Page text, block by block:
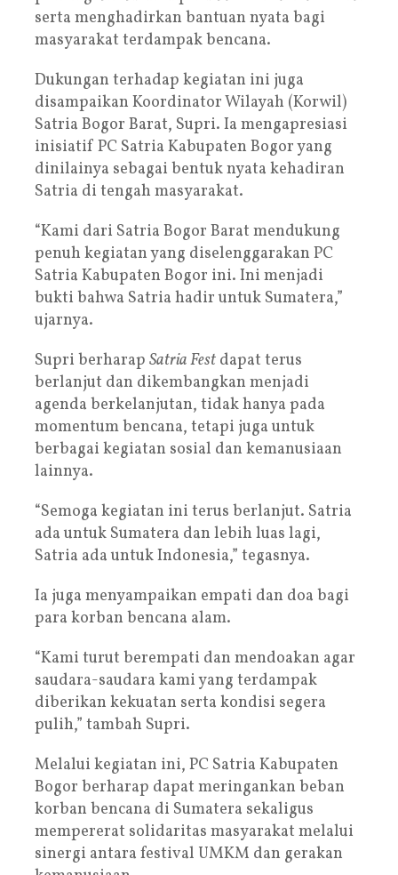
serta menghadirkan bantuan nyata bagi
masyarakat terdampak bencana.
Dukungan terhadap kegiatan ini juga
disampaikan Koordinator Wilayah (Korwil)
Satria Bogor Barat, Supri. Ia mengapresiasi
inisiatif PC Satria Kabupaten Bogor yang
dinilainya sebagai bentuk nyata kehadiran
Satria di tengah masyarakat.
“Kami dari Satria Bogor Barat mendukung
penuh kegiatan yang diselenggarakan PC
Satria Kabupaten Bogor ini. Ini menjadi
bukti bahwa Satria hadir untuk Sumatera,”
ujarnya.
Supri berharap Satria Fest dapat terus
berlanjut dan dikembangkan menjadi
agenda berkelanjutan, tidak hanya pada
momentum bencana, tetapi juga untuk
berbagai kegiatan sosial dan kemanusiaan
lainnya.
“Semoga kegiatan ini terus berlanjut. Satria
ada untuk Sumatera dan lebih luas lagi,
Satria ada untuk Indonesia,” tegasnya.
Ia juga menyampaikan empati dan doa bagi
para korban bencana alam.
“Kami turut berempati dan mendoakan agar
saudara-saudara kami yang terdampak
diberikan kekuatan serta kondisi segera
pulih,” tambah Supri.
Melalui kegiatan ini, PC Satria Kabupaten
Bogor berharap dapat meringankan beban
korban bencana di Sumatera sekaligus
mempererat solidaritas masyarakat melalui
sinergi antara festival UMKM dan gerakan